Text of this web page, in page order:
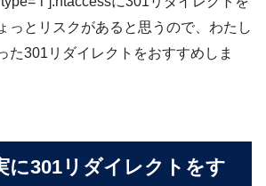
っとリスクがあると思うので、わたし
た301リダイレクトをおすすめしま
に301リダイレクトをす